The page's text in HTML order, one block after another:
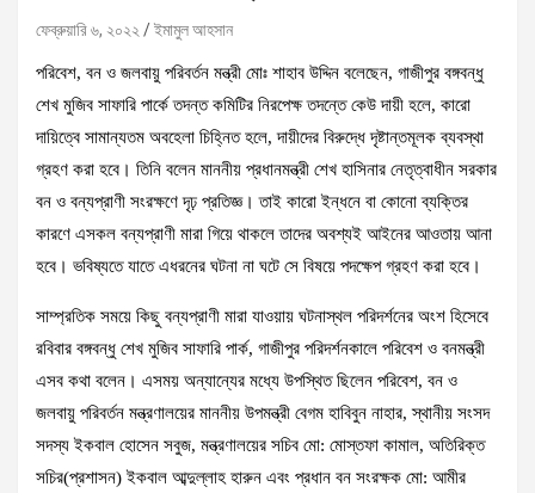
ফেব্রুয়ারি ৬, ২০২২ ইমামুল আহসান
পরিবেশ, বন ও জলবায়ু পরিবর্তন মন্ত্রী মোঃ শাহাব উদ্দিন বলেছেন, গাজীপুর বঙ্গবন্ধু
শেখ মুজিব সাফারি পার্কে তদন্ত কমিটির নিরপেক্ষ তদন্তে কেউ দায়ী হলে, কারো
দায়িত্বে সামান্যতম অবহেলা চিহ্নিত হলে, দায়ীদের বিরুদ্ধে দৃষ্টান্তমূলক ব্যবস্থা
গ্রহণ করা হবে। তিনি বলেন মাননীয় প্রধানমন্ত্রী শেখ হাসিনার নেতৃত্বাধীন সরকার
বন ও বন্যপ্রাণী সংরক্ষণে দৃঢ় প্রতিজ্ঞ। তাই কারো ইন্ধনে বা কোনো ব্যক্তির
কারণে এসকল বন্যপ্রাণী মারা গিয়ে থাকলে তাদের অবশ্যই আইনের আওতায় আনা
হবে। ভবিষ্যতে যাতে এধরনের ঘটনা না ঘটে সে বিষয়ে পদক্ষেপ গ্রহণ করা হবে।
সাম্প্রতিক সময়ে কিছু বন্যপ্রাণী মারা যাওয়ায় ঘটনাস্থল পরিদর্শনের অংশ হিসেবে
রবিবার বঙ্গবন্ধু শেখ মুজিব সাফারি পার্ক, গাজীপুর পরিদর্শনকালে পরিবেশ ও বনমন্ত্রী
এসব কথা বলেন। এসময় অন্যান্যের মধ্যে উপস্থিত ছিলেন পরিবেশ, বন ও
জলবায়ু পরিবর্তন মন্ত্রণালয়ের মাননীয় উপমন্ত্রী বেগম হাবিবুন নাহার, স্থানীয় সংসদ
সদস্য ইকবাল হোসেন সবুজ, মন্ত্রণালয়ের সচিব মো: মোস্তফা কামাল, অতিরিক্ত
সচির(প্রশাসন) ইকবাল আব্দুল্লাহ হারুন এবং প্রধান বন সংরক্ষক মো: আমীর